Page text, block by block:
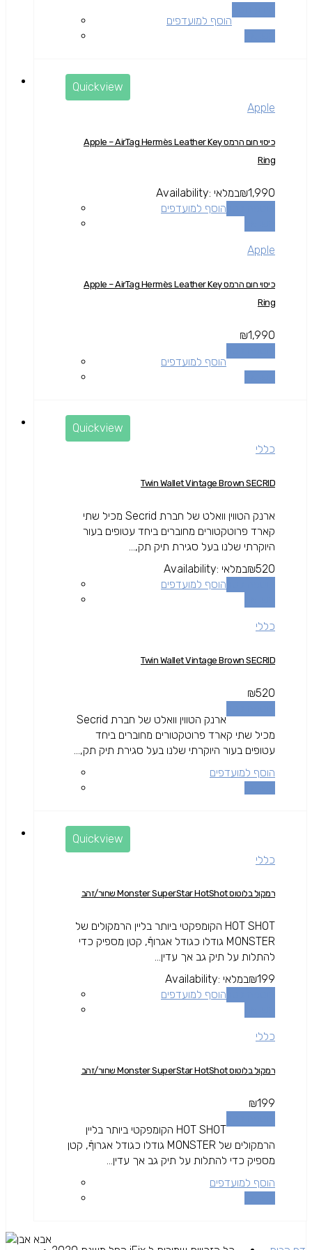
הוסף למועדפים
Quickview
Apple
כיסוי חום הרמס Apple – AirTag Hermès Leather Key
Ring
₪1,990
Availability: במלאי
הוסף למועדפים
Apple
כיסוי חום הרמס Apple – AirTag Hermès Leather Key
Ring
₪1,990
הוסף למועדפים
Quickview
כללי
Twin Wallet Vintage Brown SECRID
ארנק הטווין וואלט של חברת Secrid מכיל שתי
קארד פרוטקטורים מחוברים ביחד עטופים בעור
היוקרתי שלנו בעל סגירת תיק תק,...
₪520
Availability: במלאי
הוסף למועדפים
כללי
Twin Wallet Vintage Brown SECRID
₪520
ארנק הטווין וואלט של חברת Secrid
מכיל שתי קארד פרוטקטורים מחוברים ביחד
עטופים בעור היוקרתי שלנו בעל סגירת תיק תק,...
הוסף למועדפים
Quickview
כללי
רמקול בלוטוס Monster SuperStar HotShot שחור/זהב
HOT SHOT הקומפקטי ביותר בליין הרמקולים של
MONSTER גודלו כגודל אגרוףֿ, קטן מספיק כדי
להתלות על תיק גב אך עדין...
₪199
Availability: במלאי
הוסף למועדפים
כללי
רמקול בלוטוס Monster SuperStar HotShot שחור/זהב
₪199
HOT SHOT הקומפקטי ביותר בליין
הרמקולים של MONSTER גודלו כגודל אגרוףֿ, קטן
מספיק כדי להתלות על תיק גב אך עדין...
הוסף למועדפים
אבא אבן